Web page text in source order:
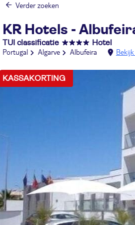
Verder zoeken
KR Hotels -
TUI classificatie Hotel
Portugal Algarve Albufeira
KASSAKORTING